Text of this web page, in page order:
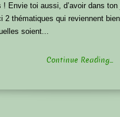
Envie toi aussi, d’avoir dans
thématiques qui reviennent
soient...
Continue Reading...